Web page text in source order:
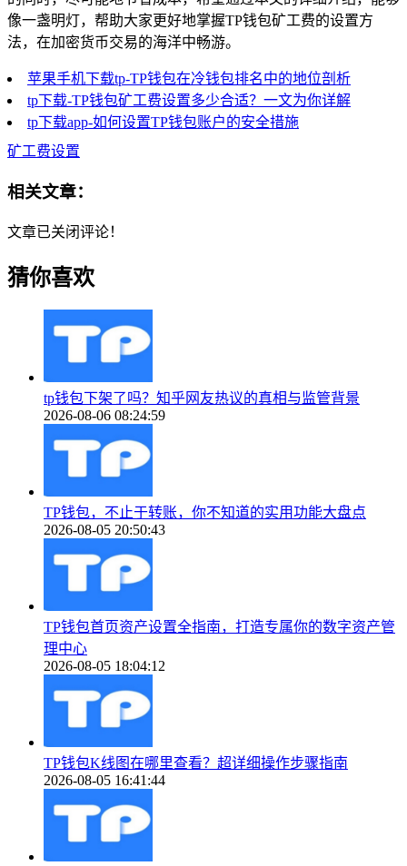
像一盏明灯，帮助大家更好地掌握TP钱包矿工费的设置方
法，在加密货币交易的海洋中畅游。
苹果手机下载tp-TP钱包在冷钱包排名中的地位剖析
tp下载-TP钱包矿工费设置多少合适？一文为你详解
tp下载app-如何设置TP钱包账户的安全措施
矿工费设置
相关文章：
文章已关闭评论！
猜你喜欢
tp钱包下架了吗？知乎网友热议的真相与监管背景
2026-08-06 08:24:59
TP钱包，不止于转账，你不知道的实用功能大盘点
2026-08-05 20:50:43
TP钱包首页资产设置全指南，打造专属你的数字资产管
理中心
2026-08-05 18:04:12
TP钱包K线图在哪里查看？超详细操作步骤指南
2026-08-05 16:41:44